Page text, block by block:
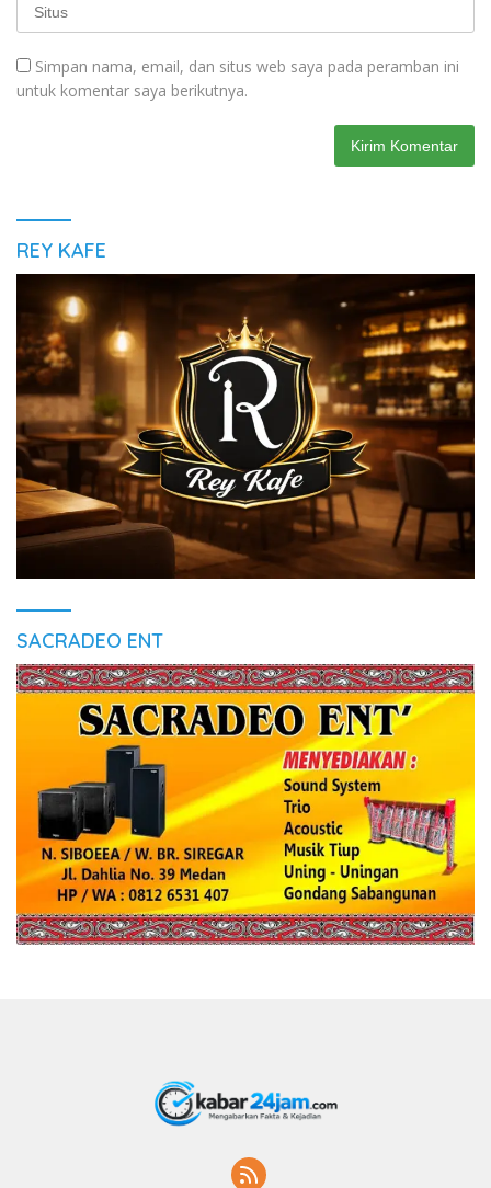
Simpan nama, email, dan situs web saya pada peramban ini
untuk komentar saya berikutnya.
REY KAFE
SACRADEO ENT